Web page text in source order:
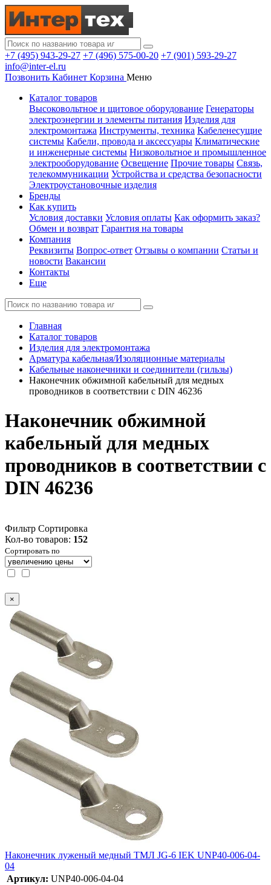
+7 (495) 943-29-27 +7 (496) 575-00-20 +7 (901) 593-29-27
info@inter-el.ru
Позвонить Кабинет Корзина Меню
Каталог товаров
Высоковольтное и щитовое оборудование Генераторы
электроэнергии и элементы питания Изделия для
электромонтажа Инструменты, техника Кабеленесущие
системы Кабели, провода и аксессуары Климатические
и инженерные системы Низковольтное и промышленное
электрооборудование Освещение Прочие товары Связь,
телекоммуникации Устройства и средства безопасности
Электроустановочные изделия
Бренды
Как купить
Условия доставки Условия оплаты Как оформить заказ?
Обмен и возврат Гарантия на товары
Компания
Реквизиты Вопрос-ответ Отзывы о компании Статьи и
новости Вакансии
Контакты
Еще
Главная
Каталог товаров
Изделия для электромонтажа
Арматура кабельная/Изоляционные материалы
Кабельные наконечники и соединители (гильзы)
Наконечник обжимной кабельный для медных
проводников в соответствии с DIN 46236
Наконечник обжимной
кабельный для медных
проводников в соответствии с
DIN 46236
Фильтр Сортировка
Кол-во товаров: 152
Сортировать по
×
Наконечник луженый медный ТМЛ JG-6 IEK UNP40-006-04-
04
Артикул: UNP40-006-04-04